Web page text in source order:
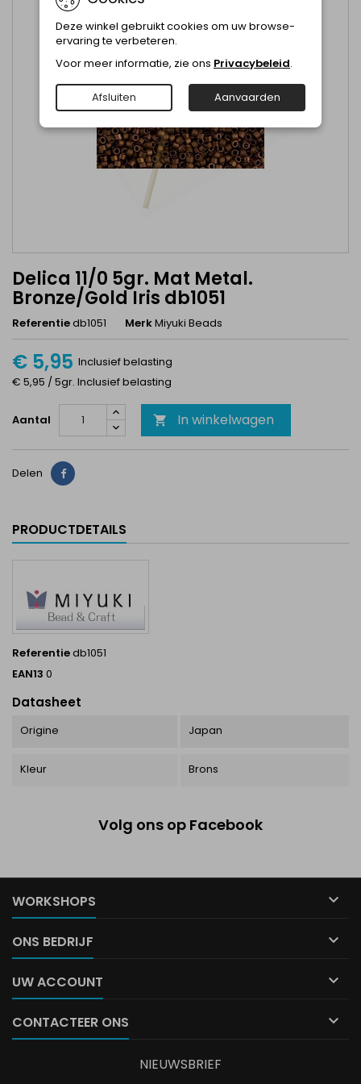
Delica 11/0 5gr. Mat Metal.
Bronze/Gold Iris db1051
Referentiedb1051 MerkMiyuki Beads
€ 5,95 Inclusief belasting
€ 5,95 / 5gr. Inclusief belasting
Aantal  In winkelwagen
Delen Delen
PRODUCTDETAILS
Referentiedb1051
EAN13 0
Datasheet
Origine Japan
Kleur Brons
Volg ons op Facebook
WORKSHOPS 
ONS BEDRIJF 
UW ACCOUNT 
CONTACTEER ONS 
Deze winkel gebruikt cookies om uw browse-
ervaring te verbeteren.
Voor meer informatie, zie ons Privacybeleid.
Afsluiten Aanvaarden
NIEUWSBRIEF